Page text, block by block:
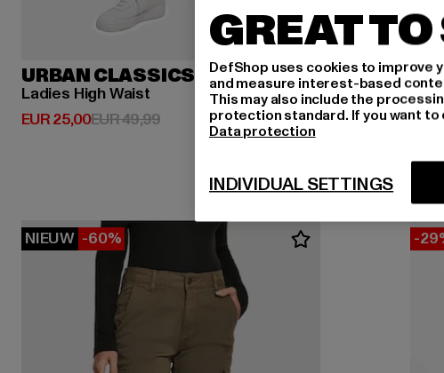
URBAN CLASSICS
Ladies High Waist
EUR 25,00
Huidige prijs: EUR 25,00
EUR 49,99Actieprijs: EUR 49,99
NIEUW -60% -
GREAT TO
DefShop uses cookies to improve
and measure interest-based
This may also include the
protection standard. If you want to
Data protection
INDIVIDUAL SETTINGS